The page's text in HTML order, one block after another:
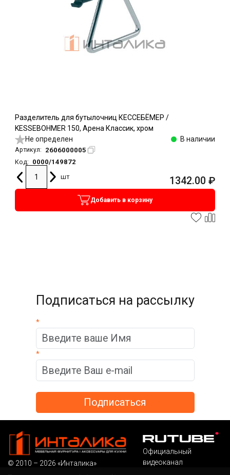
Разделитель для бутылочниц КЕССЕБЁМЕР /
KESSEBOHMER 150, Арена Классик, хром
Не определен
В наличии
Артикул: 2606000005
Код:
0000/149872
шт
1342.00 ₽
Добавить в корзину
Подписаться на рассылку
*
*
© 2010 – 2026 «Инталика»
Официальный
видеоканал